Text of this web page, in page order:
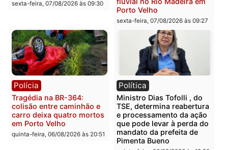
Polícia
Casal é preso pela PRF
com mais de 72 quilos de
mercúrio escondidos em
estepe em Porto Velho
sexta-feira, 07/08/2026 às 09:38
Polícia
Polícia Civil deflagra
operação contra facção
criminosa que atacava
provedores de internet
Rondônia
sexta-feira, 07/08/2026 às